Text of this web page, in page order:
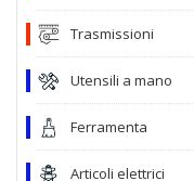
Trasmissioni
Utensili a mano
Ferramenta
Articoli elettrici